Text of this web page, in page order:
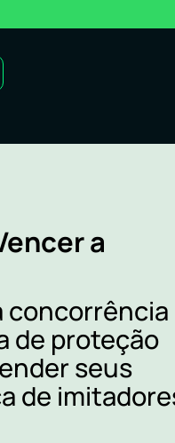
a
concorrência
de proteção
seus
de